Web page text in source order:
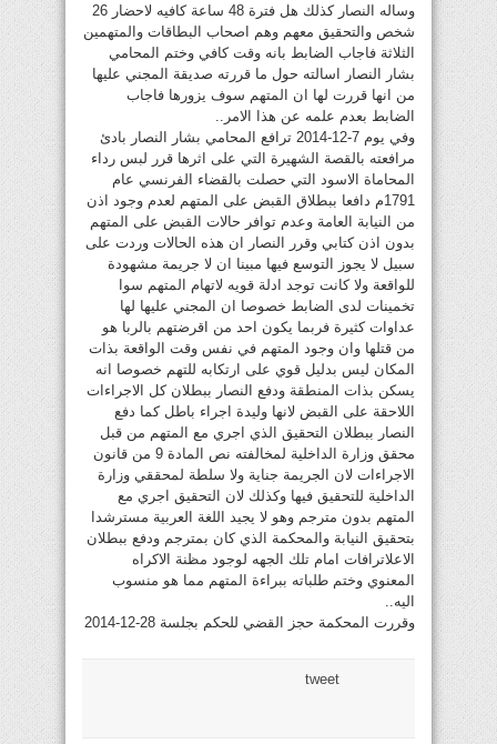
وساله النصار كذلك هل فترة 48 ساعة كافيه لاحضار 26
شخص والتحقيق معهم وهم اصحاب البطاقات والمتهمين
الثلاثة فاجاب الضابط بانه وقت كافي وختم المحامي
بشار النصار اسالته حول ما قررته صديقة المجني عليها
من انها قررت لها ان المتهم سوف يزورها فاجاب
الضابط بعدم علمه عن هذا الامر..
وفي يوم 7-12-2014 ترافع المحامي بشار النصار بادئ
مرافعته بالقصة الشهيرة التي على اثرها قرر لبس رداء
المحاماة الاسود التي حصلت بالقضاء الفرنسي عام
1791م دافعا ببطلاق القبض على المتهم لعدم وجود اذن
من النيابة العامة وعدم توافر حالات القبض على المتهم
بدون اذن كتابي وقرر النصار ان هذه الحالات وردت على
سبيل لا يجوز التوسع فيها مبينا ان لا جريمة مشهودة
للواقعة ولا كانت توجد ادلة قويه لاتهام المتهم سوا
تخمينات لدى الضابط خصوصا ان المجني عليها لها
عداوات كثيرة فربما يكون احد من اقرضتهم بالربا هو
من قتلها وان وجود المتهم في نفس وقت الواقعة بذات
المكان ليس بدليل قوي على ارتكابه للتهم خصوصا انه
يسكن بذات المنطقة ودفع النصار ببطلان كل الاجراءات
اللاحقة على القبض لانها وليدة اجراء باطل كما دفع
النصار ببطلان التحقيق الذي اجري مع المتهم من قبل
محقق وزارة الداخلية لمخالفته نص المادة 9 من قانون
الاجراءات لان الجريمة جناية ولا سلطة لمحققي وزارة
الداخلية للتحقيق فيها وكذلك لان التحقيق اجري مع
المتهم بدون مترجم وهو لا يجيد اللغة العربية مسترشدا
بتحقيق النيابة والمحكمة الذي كان بمترجم ودفع ببطلان
الاعلاترافات امام تلك الجهه لوجود مظنة الاكراه
المعنوي وختم طلباته ببراءة المتهم مما هو منسوب
اليه..
وقررت المحكمة حجز القضي للحكم بجلسة 28-12-2014
tweet